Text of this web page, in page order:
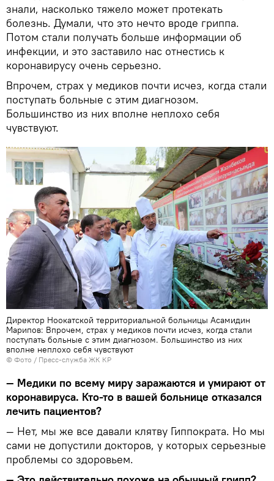
знали, насколько тяжело может протекать
болезнь. Думали, что это нечто вроде гриппа.
Потом стали получать больше информации об
инфекции, и это заставило нас отнестись к
коронавирусу очень серьезно.
Впрочем, страх у медиков почти исчез, когда стали
поступать больные с этим диагнозом.
Большинство из них вполне неплохо себя
чувствуют.
Директор Ноокатской территориальной больницы Асамидин
Марипов: Впрочем, страх у медиков почти исчез, когда стали
поступать больные с этим диагнозом. Большинство из них
вполне неплохо себя чувствуют
© Фото / Пресс-служба ЖК КР
— Медики по всему миру заражаются и умирают от
коронавируса. Кто-то в вашей больнице отказался
лечить пациентов?
— Нет, мы же все давали клятву Гиппократа. Но мы
сами не допустили докторов, у которых серьезные
проблемы со здоровьем.